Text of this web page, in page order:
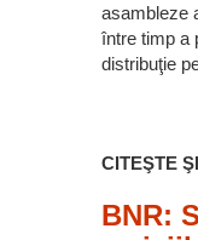
asambleze
între timp a
distribuţie
CITEŞTE
BNR: